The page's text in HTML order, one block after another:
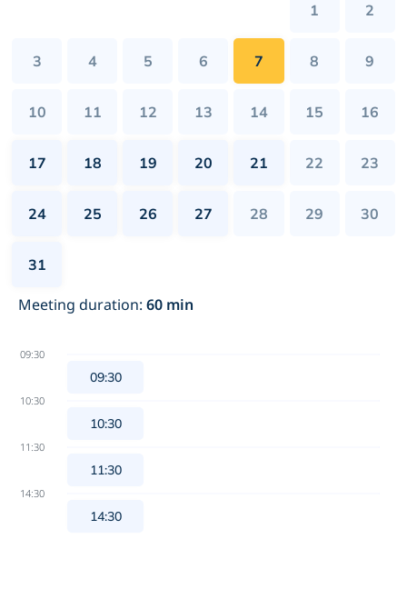
Meeting duration: 60 min
09:30
09:30
10:30
10:30
11:30
11:30
14:30
14:30
1 2
3 4 5 6 7 8 9
10 11 12 13 14 15 16
17 18 19 20 21 22 23
24 25 26 27 28 29 30
31